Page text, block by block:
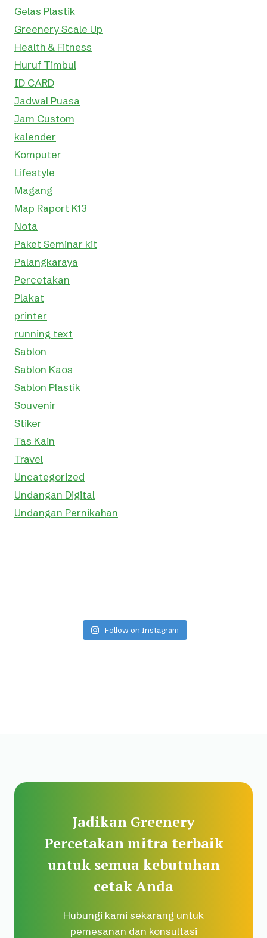
Gelas Plastik
Greenery Scale Up
Health & Fitness
Huruf Timbul
ID CARD
Jadwal Puasa
Jam Custom
kalender
Komputer
Lifestyle
Magang
Map Raport K13
Nota
Paket Seminar kit
Palangkaraya
Percetakan
Plakat
printer
running text
Sablon
Sablon Kaos
Sablon Plastik
Souvenir
Stiker
Tas Kain
Travel
Uncategorized
Undangan Digital
Undangan Pernikahan
Follow on Instagram
Jadikan Greenery
Percetakan mitra terbaik
untuk semua kebutuhan
cetak Anda
Hubungi kami sekarang untuk
pemesanan dan konsultasi